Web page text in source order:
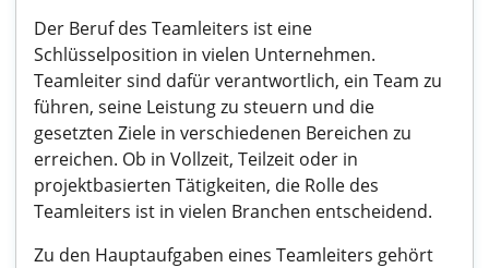
Der Beruf des Teamleiters ist eine
Schlüsselposition in vielen Unternehmen.
Teamleiter sind dafür verantwortlich, ein Team zu
führen, seine Leistung zu steuern und die
gesetzten Ziele in verschiedenen Bereichen zu
erreichen. Ob in Vollzeit, Teilzeit oder in
projektbasierten Tätigkeiten, die Rolle des
Teamleiters ist in vielen Branchen entscheidend.
Zu den Hauptaufgaben eines Teamleiters gehört